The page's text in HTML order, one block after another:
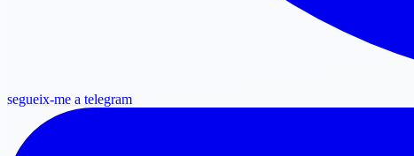
segueix-me a telegram